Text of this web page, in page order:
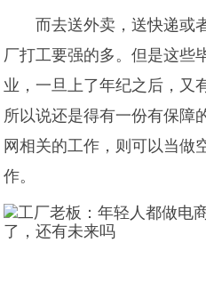
而去送外卖，送快递或
厂打工要强的多。但是这些
业，一旦上了年纪之后，又
所以说还是得有一份有保障
网相关的工作，则可以当做
作。